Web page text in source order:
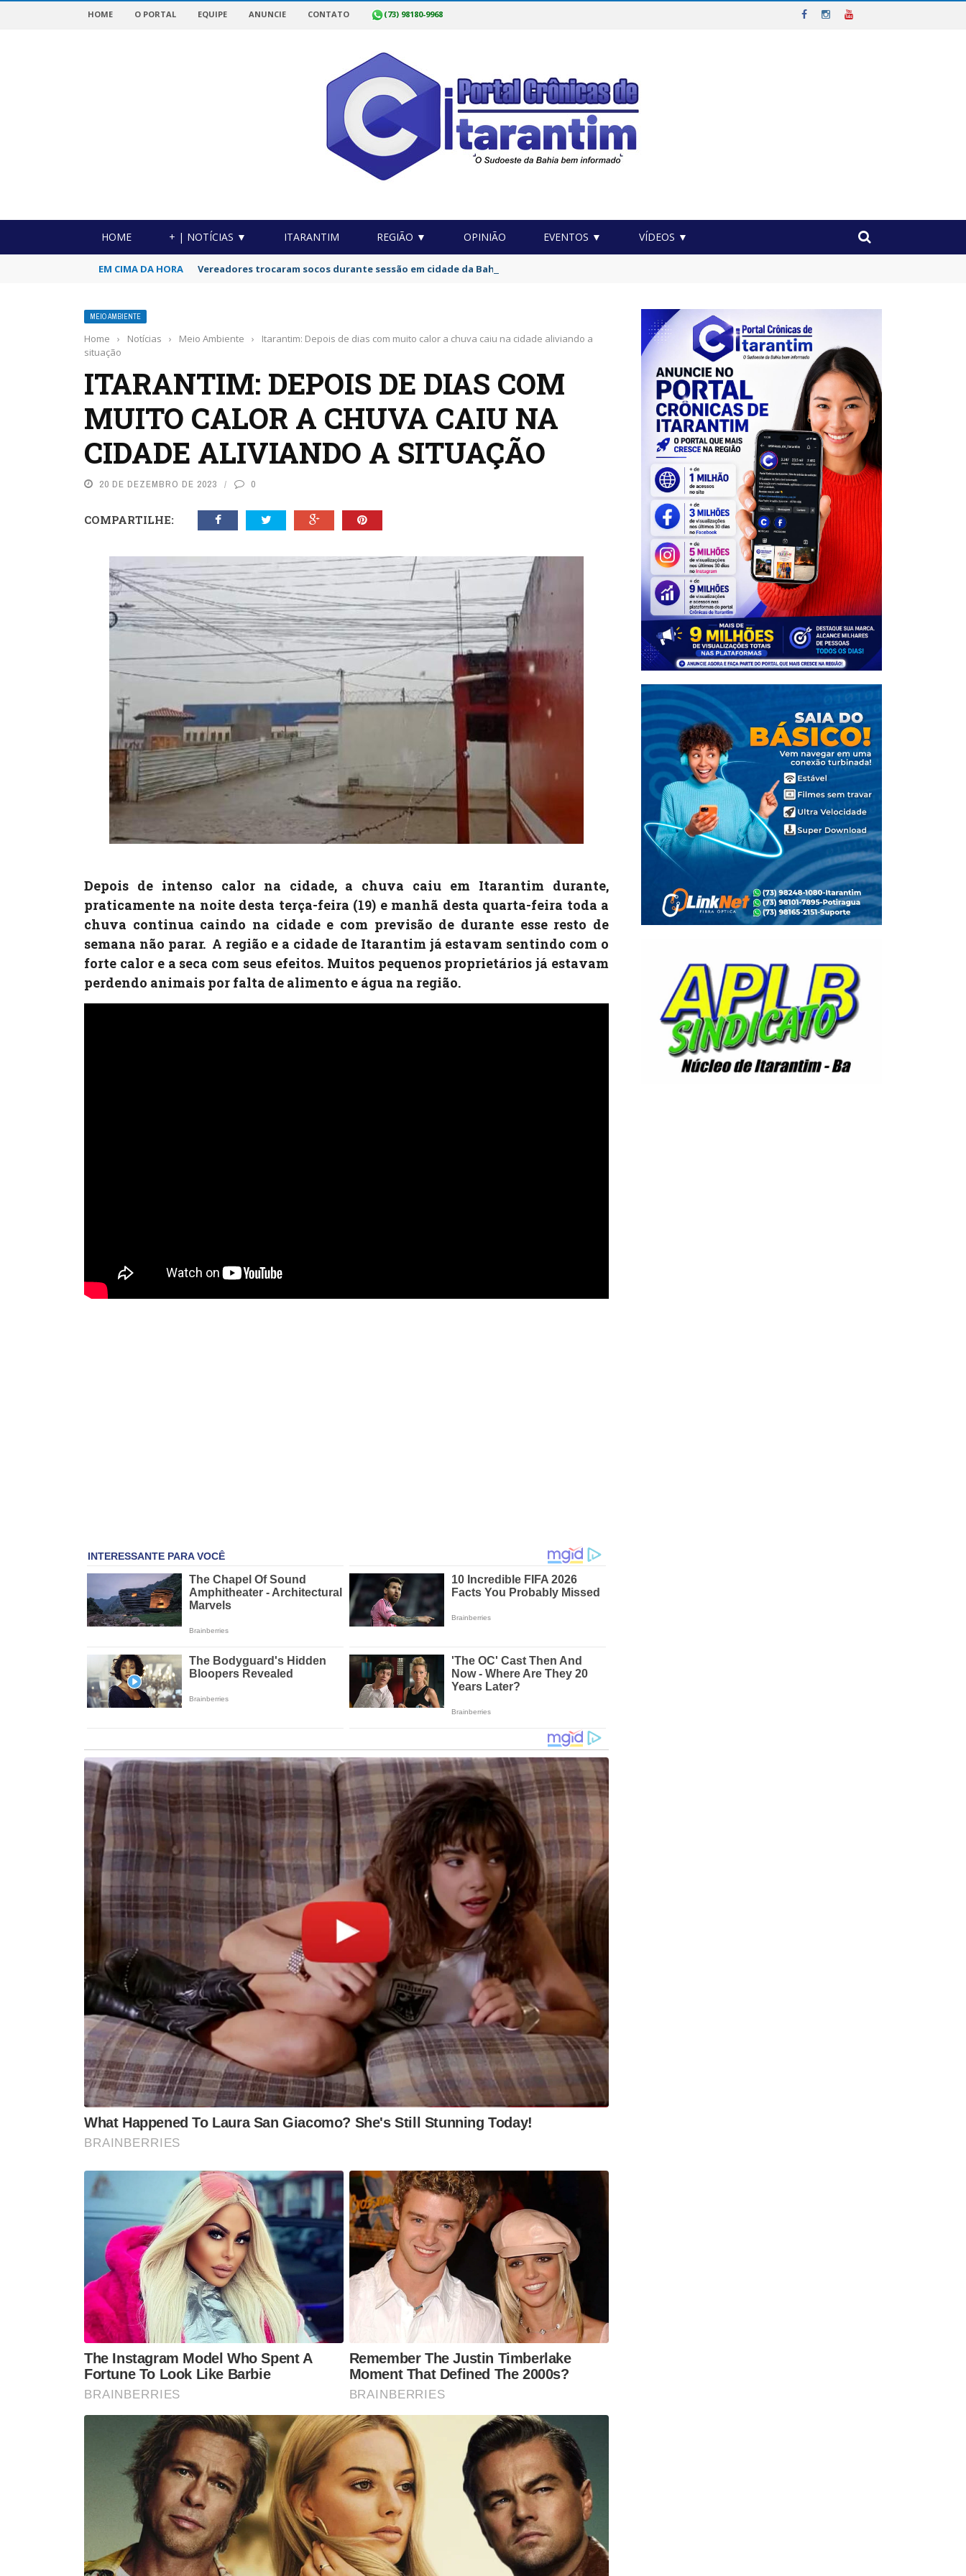
DA REGIÃO!
HOME O PORTAL EQUIPE ANUNCIE CONTATO (73) 98180-9968
HOME + | NOTÍCIAS ▼ ITARANTIM REGIÃO ▼ OPINIÃO EVENTOS ▼ VÍDEOS ▼
EM CIMA DA HORA Vereadores trocaram socos durante sessão em cidade da Bahia após debate acalorado
MEIO AMBIENTE
Home › Notícias › Meio Ambiente ›
Itarantim: Depois de dias com muito calor a chuva caiu na cidade aliviando a
situação
ITARANTIM: DEPOIS DE DIAS COM
MUITO CALOR A CHUVA CAIU NA
CIDADE ALIVIANDO A SITUAÇÃO
20 DE DEZEMBRO DE 2023 0
COMPARTILHE:
Depois de intenso calor na cidade, a chuva caiu em Itarantim durante,
praticamente na noite desta terça-feira (19) e manhã desta quarta-feira toda a
chuva continua caindo na cidade e com previsão de durante esse resto de
semana não parar. A região e a cidade de Itarantim já estavam sentindo com o
forte calor e a seca com seus efeitos. Muitos pequenos proprietários já estavam
perdendo animais por falta de alimento e água na região.